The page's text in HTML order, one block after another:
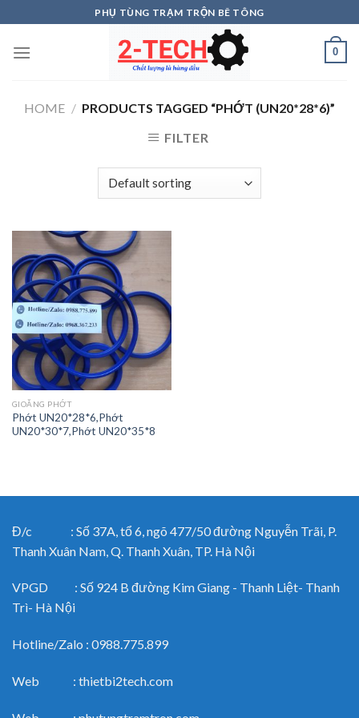
to
content
PHỤ TÙNG TRẠM TRỘN BÊ TÔNG
0
HOME / PRODUCTS TAGGED “PHỚT (UN20*28*6)”
FILTER
GIOĂNG PHỚT
Phớt UN20*28*6,Phớt
UN20*30*7,Phớt UN20*35*8
Đ/c : Số 37A, tổ 6, ngõ 477/50 đường Nguyễn Trãi, P.
Thanh Xuân Nam, Q. Thanh Xuân, TP. Hà Nội
VPGD : Số 924 B đường Kim Giang - Thanh Liệt- Thanh
Trì- Hà Nội
Hotline/Zalo : 0988.775.899
Web : thietbi2tech.com